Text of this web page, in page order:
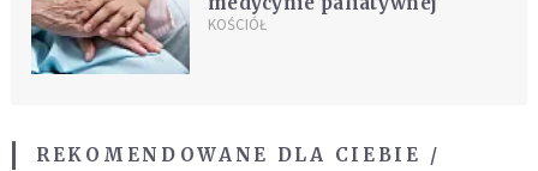
KOŚCIÓŁ
REKOMENDOWANE DLA CIEBIE /